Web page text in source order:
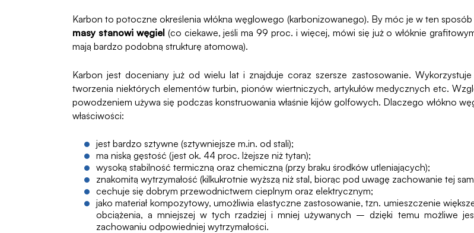
Karbon to potoczne określenia włókna węglowego (karbonizowanego). By móc je w ten
masy stanowi węgiel(co ciekawe, jeśli ma 99 proc. i więcej, mówi się już o włóknie
mają bardzo podobną strukturę atomową).
Karbon jest doceniany już od wielu lat i znajduje coraz szersze zastosowanie.
tworzenia niektórych elementów turbin, pionów wiertniczych, artykułów medycznych etc.
powodzeniem używa się podczas konstruowania właśnie kijów golfowych. Dlaczego włókno
właściwości:
jest bardzo sztywne (sztywniejsze m.in. od stali);
ma niską gęstość (jest ok. 44 proc. lżejsze niż tytan);
wysoką stabilność termiczną oraz chemiczną (przy braku środków utleniających);
znakomitą wytrzymałość (kilkukrotnie wyższą niż stal, biorąc pod uwagę zachowanie tej
cechuje się dobrym przewodnictwem cieplnym oraz elektrycznym;
jako materiał kompozytowy, umożliwia elastyczne zastosowanie, tzn. umieszczenie
obciążenia, a mniejszej w tych rzadziej i mniej używanych – dzięki temu możliwe
zachowaniu odpowiedniej wytrzymałości.